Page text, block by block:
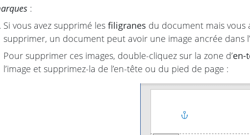
:
Si vous avez supprimé les filigranes du document mais vous
supprimer, un document peut avoir une image ancrée dans l’
Pour supprimer ces images, double-cliquez sur la zone d’en-
l’image et supprimez-la de l’en-tête ou du pied de page :